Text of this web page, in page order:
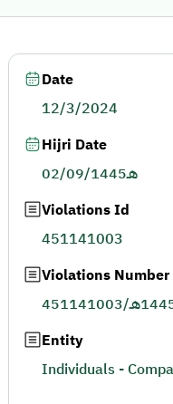
Date
12/3/2024
Hijri Date
02/09/1445هـ
Violations Id
451141003
Violations Number
Entity
Individuals -